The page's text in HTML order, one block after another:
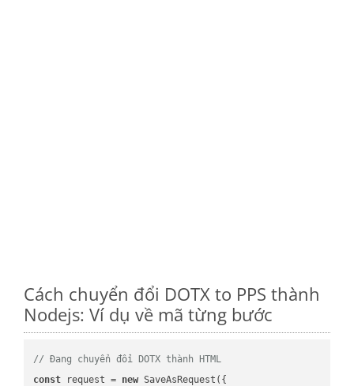
Cách chuyển đổi DOTX to PPS thành
Nodejs: Ví dụ về mã từng bước
// Đang chuyển đổi DOTX thành HTML
const request = new SaveAsRequest({